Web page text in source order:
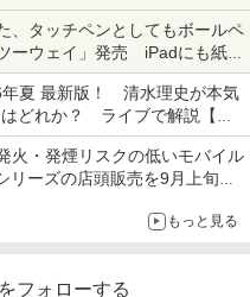
た時間でなにしてる？】
、タッチペンとしてもボールペ
ーウェイ」発売 iPadにも紙に
年夏 最新版！ 清水理史が本気
どれか？ ライブで解説【清
ネル】
火・発煙リスクの低いモバイル
ーズの店頭販売を9月上旬に
もっと見る
フォローする